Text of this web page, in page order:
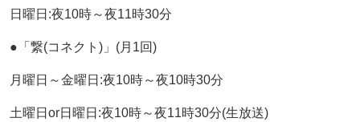
日曜日:夜10時～夜11時30分
●「繋(コネクト)」(月1回)
月曜日～金曜日:夜10時～夜10時30分
土曜日or日曜日:夜10時～夜11時30分(生放送)